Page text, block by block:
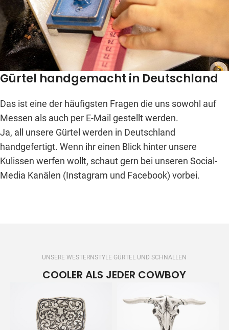
Gürtel handgemacht in Deutschland
Das ist eine der häufigsten Fragen die uns sowohl auf
Messen als auch per E-Mail gestellt werden.
Ja, all unsere Gürtel werden in Deutschland
handgefertigt. Wenn ihr einen Blick hinter unsere
Kulissen werfen wollt, schaut gern bei unseren Social-
Media Kanälen (Instagram und Facebook) vorbei.
UNSERE WESTERNSTYLE GÜRTEL UND SCHNALLEN
COOLER ALS JEDER COWBOY